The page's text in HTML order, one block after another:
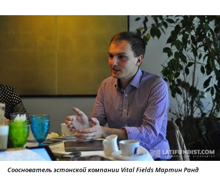
Сооснователь эстонской компании Vital Fields Мартин Ранд